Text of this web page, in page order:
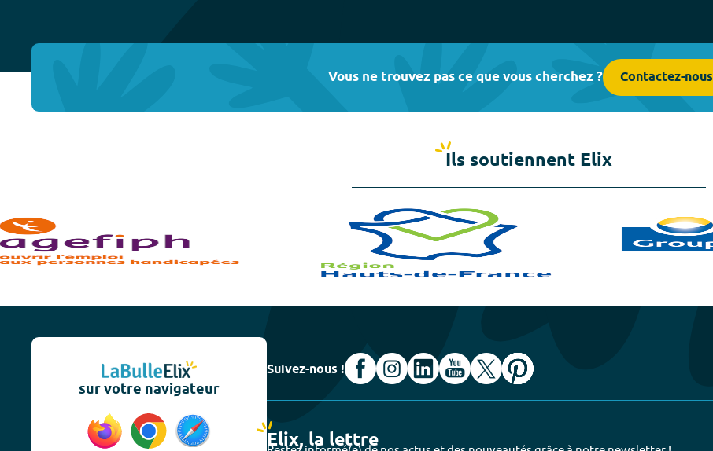
Vous ne trouvez pas ce que vous cherchez ? Contactez-nous
Ils soutiennent Elix
sur votre navigateur
Suivez-nous !
Elix, la lettre